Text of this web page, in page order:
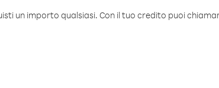
un importo qualsiasi. Con il tuo credito puoi